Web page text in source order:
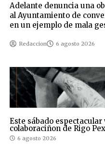
Adelante denuncia una
al Ayuntamiento de
en un ejemplo de mala
Redaccion 6 agosto 2026
Este sábado
colaboraciñon de Rigo
6 agosto 2026